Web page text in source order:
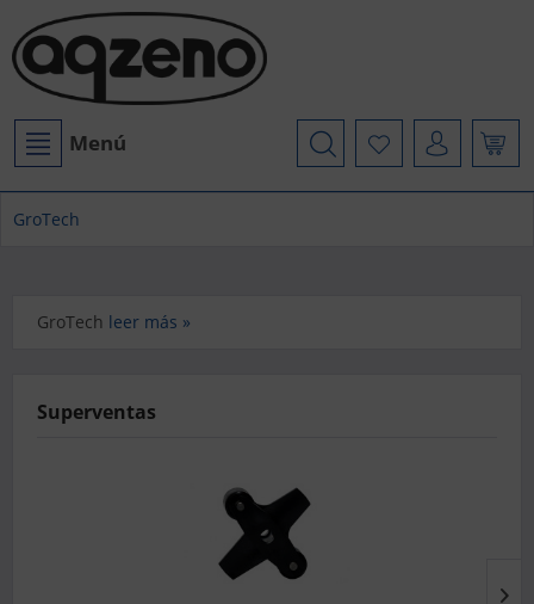
Menú
GroTech
GroTech leer más »
Superventas